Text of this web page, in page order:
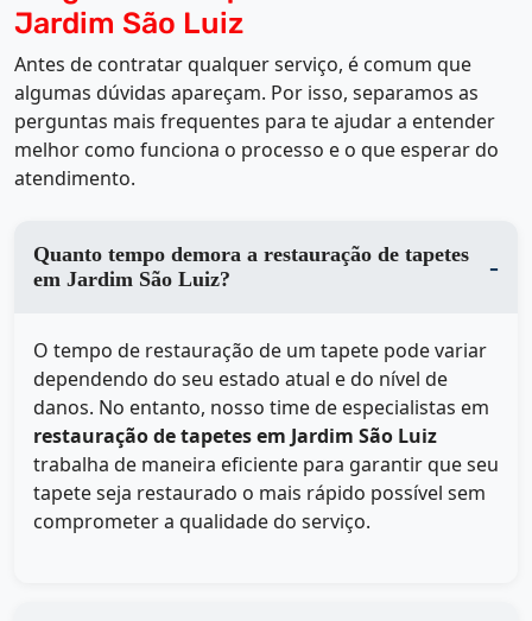
Jardim São Luiz
Antes de contratar qualquer serviço, é comum que
algumas dúvidas apareçam. Por isso, separamos as
perguntas mais frequentes para te ajudar a entender
melhor como funciona o processo e o que esperar do
atendimento.
Quanto tempo demora a restauração de tapetes
em Jardim São Luiz?
O tempo de restauração de um tapete pode variar
dependendo do seu estado atual e do nível de
danos. No entanto, nosso time de especialistas em
restauração de tapetes em Jardim São Luiz
trabalha de maneira eficiente para garantir que seu
tapete seja restaurado o mais rápido possível sem
comprometer a qualidade do serviço.